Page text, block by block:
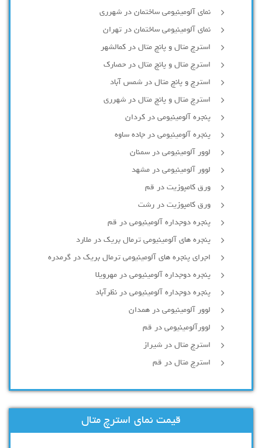
نمای آلومینیومی ساختمان در شهرری
نمای آلومینیومی ساختمان در تهران
استرچ متال و پانچ متال در کمالشهر
استرچ متال و پانچ متال در حصارك
استرچ و پانچ متال در شمس آباد
استرچ متال و پانچ متال در شهرری
پنجره آلومینیومی در کردان
پنجره آلومینیومی در جاده ساوه
لوور آلومینیومی در سمنان
لوور آلومینیومی در مشهد
ورق کامپوزیت در قم
ورق کامپوزیت در رشت
پنجره دوجداره آلومينيومی در قم
پنجره های آلومینیومی ترمال بریک در ملارد
اجرای پنجره های آلومینیومی ترمال بریک در گرمدره
پنجره دوجداره آلومینیومی در مهرویلا
پنجره دوجداره آلومینیومی در نظرآباد
لوور آلومینیومی در همدان
لوورآلومینیومی در قم
استرچ متال در شیراز
استرچ متال در قم
قیمت نمای استرچ متال